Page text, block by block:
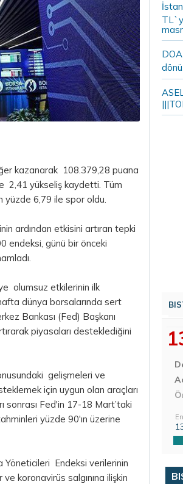
kazanarak 108.379,28 puana
2,41 yükseliş kaydetti. Tüm
yüzde 6,79 ile spor oldu.
ardından etkisini artıran tepki
endeksi, günü bir önceki
olumsuz etkilerinin ilk
dünya borsalarında sert
Bankası (Fed) Başkanı
piyasaları desteklediğini
gelişmeleri ve
için uygun olan araçları
sonrası Fed'in 17-18 Mart’taki
yüzde 90'ın üzerine
Yöneticileri Endeksi verilerinin
koronavirüs salgınına ilişkin